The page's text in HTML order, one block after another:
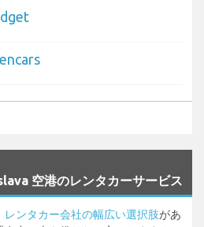
空港のレンタカーサービス
レンタカー会社の幅広い選択肢があ